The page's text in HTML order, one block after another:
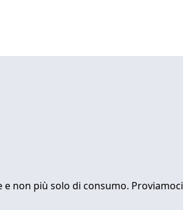
non più solo di consumo. Proviamoci